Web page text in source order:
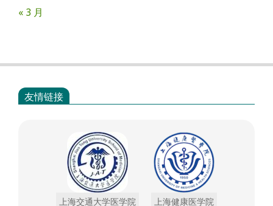
« 3 月
友情链接
上海交通大学医学院 上海健康医学院